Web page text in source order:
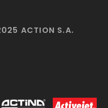
ACTION S.A.